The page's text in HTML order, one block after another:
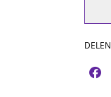
DELEN